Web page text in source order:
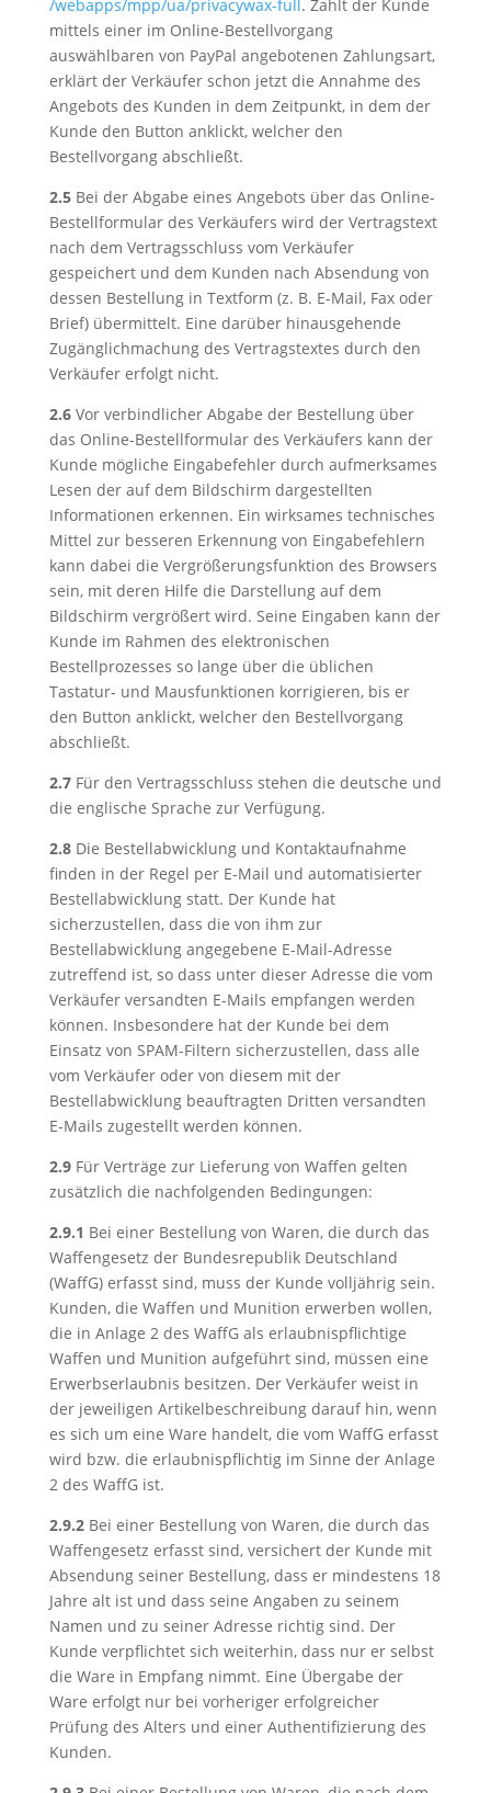
/webapps/mpp/ua/privacywax-full . Zahlt der Kunde
mittels einer im Online-Bestellvorgang
auswählbaren von PayPal angebotenen Zahlungsart,
erklärt der Verkäufer schon jetzt die Annahme des
Angebots des Kunden in dem Zeitpunkt, in dem der
Kunde den Button anklickt, welcher den
Bestellvorgang abschließt.
2.5Bei der Abgabe eines Angebots über das Online-
Bestellformular des Verkäufers wird der Vertragstext
nach dem Vertragsschluss vom Verkäufer
gespeichert und dem Kunden nach Absendung von
dessen Bestellung in Textform (z. B. E-Mail, Fax oder
Brief) übermittelt. Eine darüber hinausgehende
Zugänglichmachung des Vertragstextes durch den
Verkäufer erfolgt nicht.
2.6Vor verbindlicher Abgabe der Bestellung über
das Online-Bestellformular des Verkäufers kann der
Kunde mögliche Eingabefehler durch aufmerksames
Lesen der auf dem Bildschirm dargestellten
Informationen erkennen. Ein wirksames technisches
Mittel zur besseren Erkennung von Eingabefehlern
kann dabei die Vergrößerungsfunktion des Browsers
sein, mit deren Hilfe die Darstellung auf dem
Bildschirm vergrößert wird. Seine Eingaben kann der
Kunde im Rahmen des elektronischen
Bestellprozesses so lange über die üblichen
Tastatur- und Mausfunktionen korrigieren, bis er
den Button anklickt, welcher den Bestellvorgang
abschließt.
2.7Für den Vertragsschluss stehen die deutsche und
die englische Sprache zur Verfügung.
2.8Die Bestellabwicklung und Kontaktaufnahme
finden in der Regel per E-Mail und automatisierter
Bestellabwicklung statt. Der Kunde hat
sicherzustellen, dass die von ihm zur
Bestellabwicklung angegebene E-Mail-Adresse
zutreffend ist, so dass unter dieser Adresse die vom
Verkäufer versandten E-Mails empfangen werden
können. Insbesondere hat der Kunde bei dem
Einsatz von SPAM-Filtern sicherzustellen, dass alle
vom Verkäufer oder von diesem mit der
Bestellabwicklung beauftragten Dritten versandten
E-Mails zugestellt werden können.
2.9Für Verträge zur Lieferung von Waffen gelten
zusätzlich die nachfolgenden Bedingungen:
2.9.1 Bei einer Bestellung von Waren, die durch das
Waffengesetz der Bundesrepublik Deutschland
(WaffG) erfasst sind, muss der Kunde volljährig sein.
Kunden, die Waffen und Munition erwerben wollen,
die in Anlage 2 des WaffG als erlaubnispflichtige
Waffen und Munition aufgeführt sind, müssen eine
Erwerbserlaubnis besitzen. Der Verkäufer weist in
der jeweiligen Artikelbeschreibung darauf hin, wenn
es sich um eine Ware handelt, die vom WaffG erfasst
wird bzw. die erlaubnispflichtig im Sinne der Anlage
2 des WaffG ist.
2.9.2Bei einer Bestellung von Waren, die durch das
Waffengesetz erfasst sind, versichert der Kunde mit
Absendung seiner Bestellung, dass er mindestens 18
Jahre alt ist und dass seine Angaben zu seinem
Namen und zu seiner Adresse richtig sind. Der
Kunde verpflichtet sich weiterhin, dass nur er selbst
die Ware in Empfang nimmt. Eine Übergabe der
Ware erfolgt nur bei vorheriger erfolgreicher
Prüfung des Alters und einer Authentifizierung des
Kunden.